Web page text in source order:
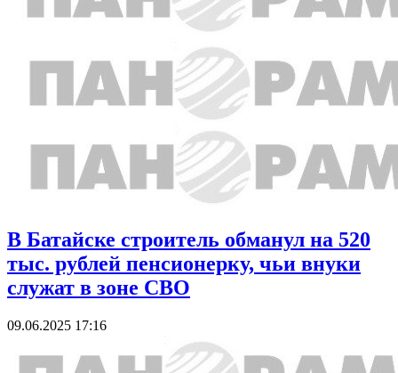
В Батайске строитель обманул на 520
тыс. рублей пенсионерку, чьи внуки
служат в зоне СВО
09.06.2025 17:16